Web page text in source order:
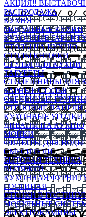
АКЦИЯ!!
РАСПРОДАЖА
КУХНЯ
МОДУЛЬНЫЕ КУХНИ
КУХОННЫЕ
СТОЛЫ НА КУХНЮ
СТОЛЫ КНИЖКИ
СТУЛЬЯ ДЛЯ КУХНИ
ТАБУРЕТЫ
СТОЛЕШНИЦЫ ДЛЯ
БАРНЫЕ СТУЛЬЯ
ОБЕДЕННЫЕ
СТЕНОВЫЕ ПАНЕЛИ
КУХОННЫЕ УГОЛКИ
ДИВАНЫ НА КУХНЮ
МОЙКИ
ФИЛЬТРЫ ДЛЯ ВОДЫ
СМЕСИТЕЛИ
БЫТОВАЯ ТЕХНИКА
ВЫТЯЖКИ
КУХОННАЯ
ГОСТИНАЯ
СТЕНКИ В
МОДУЛЬНЫЕ
ЭЛЕКТРОКАМИНЫ